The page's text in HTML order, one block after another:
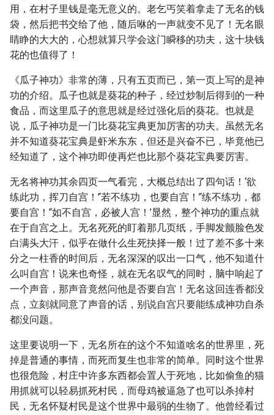
用，在村子里钱是毫无意义的。老乞丐笑着拿走了无名的钱
袋，然后把书交给了他，随后咻的一声就变不见了！无名眼
睛睁的大大的，心想就算只学会这门瞬移的功夫，这十块钱
花的也值得了！
《瓜子神功》非常的薄，只有五页而已，第一页上写的是神
功的介绍。瓜子也就是葵花的种子，经过炒制后得到的一种
食品，而这里瓜子的意思就是经过强化后的葵花。也就是
说，瓜子神功是一门比葵花宝典更加厉害的功夫。虽然无名
并不知道葵花宝典是虾米东东，但还是兴奋不已，毕竟他已
经知道了，这个神功即使再烂也比那个葵花宝典要厉害。
无名将神功其余四页一气看完，大概总结出了四句话！‘欲
练此功，挥刀自宫！’‘若不练功，也要自宫！’‘练不练功，都
要自宫！’‘如不自宫，必被人宫！’显然，整个神功的重点就
在于自宫之上。无名死死的盯着那几页纸，手脚发颤脸色发
白满头大汗，似乎在做什么生死抉择一般！过了差不多十来
分之一柱香的时间后，无名深深的叹出一口气，他不知道什
么叫自宫！说来也奇怪，就在无名叹气的同时，脑中响起了
一个声音，那声音竟然问他是否要自宫！无名这回连香都没
点，立刻就同意了声音的话，别说自宫只要能练成神功自杀
都没问题。
这里要说明一下，无名所在的这个不知道啥名的世界里，死
掉是普通的事情，而死而复生也非常的简单。同时这个世界
也很危险，村庄中许多东西都会置人于死地，比如偷鱼的猫
用抓就可以轻易抓死村民，而母鸡被逼急了也可以杀掉村
民，无名怀疑村民是这个世界中最弱的生物了。他曾经看过